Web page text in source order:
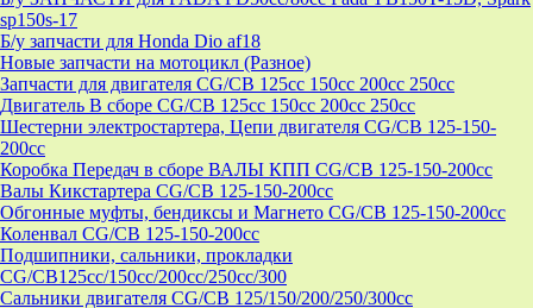
sp150s-17
Б/у запчасти для Honda Dio af18
Новые запчасти на мотоцикл (Разное)
Запчасти для двигателя CG/CB 125cc 150cc 200cc 250cc
Двигатель В сборе CG/CB 125cc 150cc 200cc 250cc
Шестерни электростартера, Цепи двигателя CG/CB 125-150-
200cc
Коробка Передач в сборе ВАЛЫ КПП CG/CB 125-150-200cc
Валы Кикстартера CG/CB 125-150-200cc
Обгонные муфты, бендиксы и Магнето CG/CB 125-150-200cc
Коленвал CG/CB 125-150-200cc
Подшипники, сальники, прокладки
CG/CB125сс/150cc/200cc/250cc/300
Сальники двигателя CG/CB 125/150/200/250/300cc